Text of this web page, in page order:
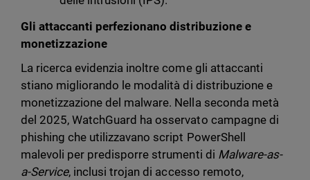
Gli attaccanti perfezionano distribuzione e
monetizzazione
La ricerca evidenzia inoltre come gli attaccanti
stiano migliorando le modalità di distribuzione e
monetizzazione del malware. Nella seconda metà
del 2025, WatchGuard ha osservato campagne di
phishing che utilizzavano script PowerShell
malevoli per predisporre strumenti di Malware-as-
a-Service, inclusi trojan di accesso remoto,